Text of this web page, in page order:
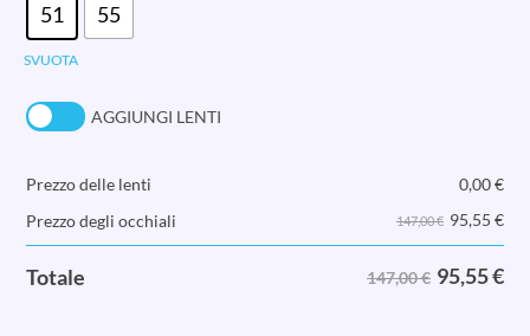
51 55
SVUOTA
AGGIUNGI LENTI
Prezzo delle lenti 0,00€
Prezzo degli occhiali
147,00 € 95,55 €
Totale 147,00 € 95,55€